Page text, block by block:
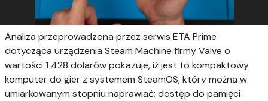
Analiza przeprowadzona przez serwis ETA Prime
dotycząca urządzenia Steam Machine firmy Valve o
wartości 1 428 dolarów pokazuje, iż jest to kompaktowy
komputer do gier z systemem SteamOS, który można w
umiarkowanym stopniu naprawiać; dostęp do pamięci